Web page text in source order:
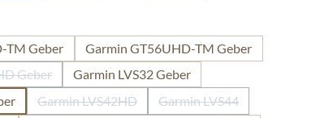
TM Geber
Garmin GT56UHD-TM Geber
Geber
Option ist zurzeit nicht verfügbar.)
Garmin LVS32 Geber
Garmin LVS42HD
(Diese Option ist zurzeit nicht verfügbar.)
Garmin LVS44
(Diese Option ist zurzeit